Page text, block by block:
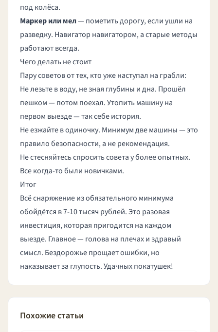
под колёса.
Маркер или мел— пометить дорогу, если ушли на
разведку. Навигатор навигатором, а старые методы
работают всегда.
Чего делать не стоит
Пару советов от тех, кто уже наступал на грабли:
Не лезьте в воду, не зная глубины и дна. Прошёл
пешком — потом поехал. Утопить машину на
первом выезде — так себе история.
Не езжайте в одиночку. Минимум две машины — это
правило безопасности, а не рекомендация.
Не стесняйтесь спросить совета у более опытных.
Все когда-то были новичками.
Итог
Всё снаряжение из обязательного минимума
обойдётся в 7-10 тысяч рублей. Это разовая
инвестиция, которая пригодится на каждом
выезде. Главное — голова на плечах и здравый
смысл. Бездорожье прощает ошибки, но
наказывает за глупость. Удачных покатушек!
Похожие статьи